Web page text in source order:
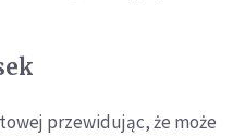
przewidując, że może